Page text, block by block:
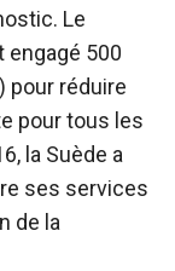
Le
engagé 500
pour réduire
pour tous les
la Suède a
ses services
de la